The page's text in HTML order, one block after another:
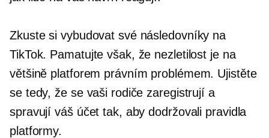
Zkuste si vybudovat své následovníky na
TikTok. Pamatujte však, že nezletilost je na
většině platforem právním problémem. Ujistěte
se tedy, že se vaši rodiče zaregistrují a
spravují váš účet tak, aby dodržovali pravidla
platformy.